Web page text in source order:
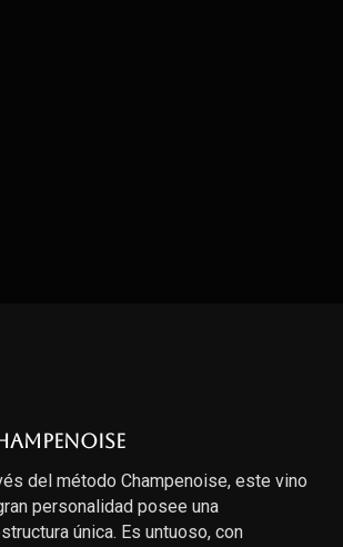
del método Champenoise, este vino
personalidad posee una
única. Es untuoso, con